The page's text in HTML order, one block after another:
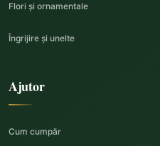
Flori și ornamentale
Îngrijire și unelte
Ajutor
Cum cumpăr